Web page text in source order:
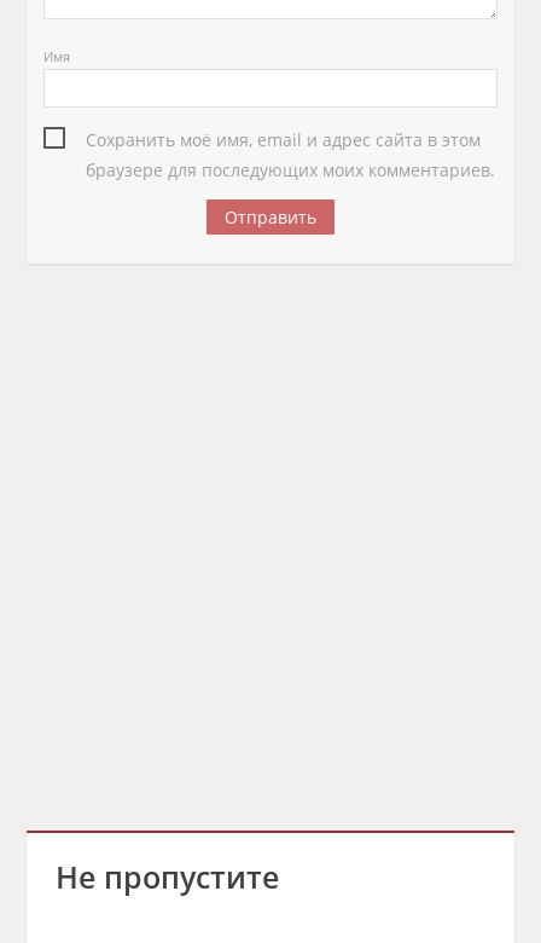
Имя
Сохранить моё имя, email и адрес сайта в этом
браузере для последующих моих комментариев.
Не пропустите